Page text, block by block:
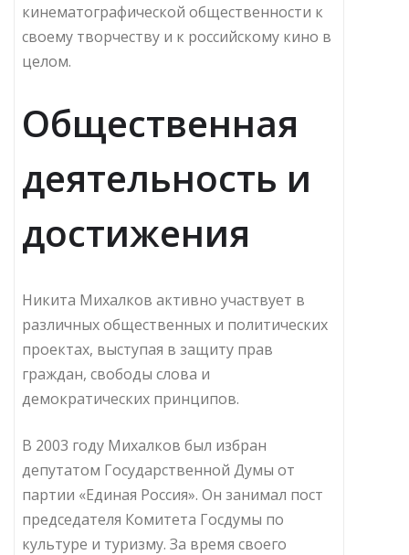
кинематографической общественности к
своему творчеству и к российскому кино в
целом.
Общественная
деятельность и
достижения
Никита Михалков активно участвует в
различных общественных и политических
проектах, выступая в защиту прав
граждан, свободы слова и
демократических принципов.
В 2003 году Михалков был избран
депутатом Государственной Думы от
партии «Единая Россия». Он занимал пост
председателя Комитета Госдумы по
культуре и туризму. За время своего